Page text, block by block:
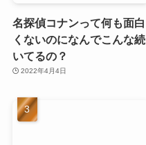
名探偵コナンって何も面白
くないのになんでこんな続
いてるの？
2022年4月4日